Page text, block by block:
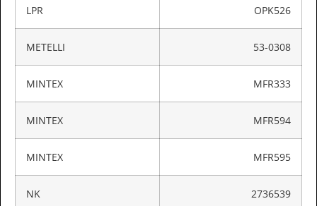
LPR OPK526
METELLI 53-0308
MINTEX MFR333
MINTEX MFR594
MINTEX MFR595
NK 2736539